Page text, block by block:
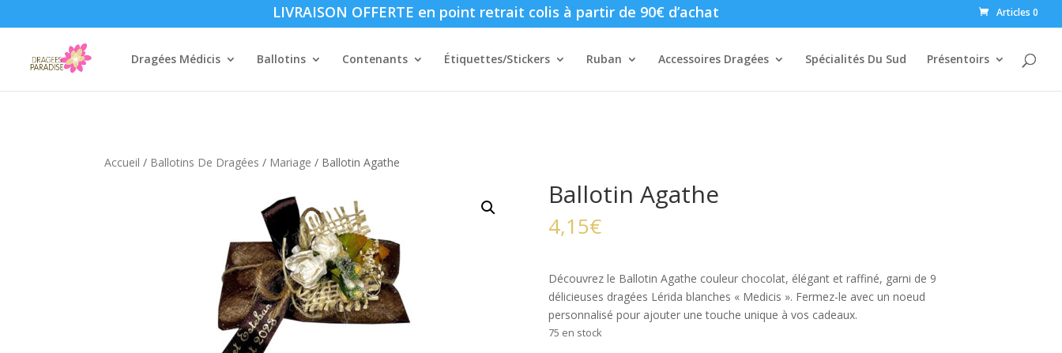
LIVRAISON OFFERTE en point retrait colis à partir de 90€ d’achat Articles 0
Dragées Médicis Ballotins Contenants Étiquettes/Stickers Ruban Accessoires Dragées Spécialités Du Sud Présentoirs
Accueil / Ballotins De Dragées / Mariage / Ballotin Agathe
Ballotin Agathe
4,15€
Découvrez le Ballotin Agathe couleur chocolat, élégant et raffiné, garni de 9
délicieuses dragées Lérida blanches « Medicis ». Fermez-le avec un noeud
personnalisé pour ajouter une touche unique à vos cadeaux.
75 en stock